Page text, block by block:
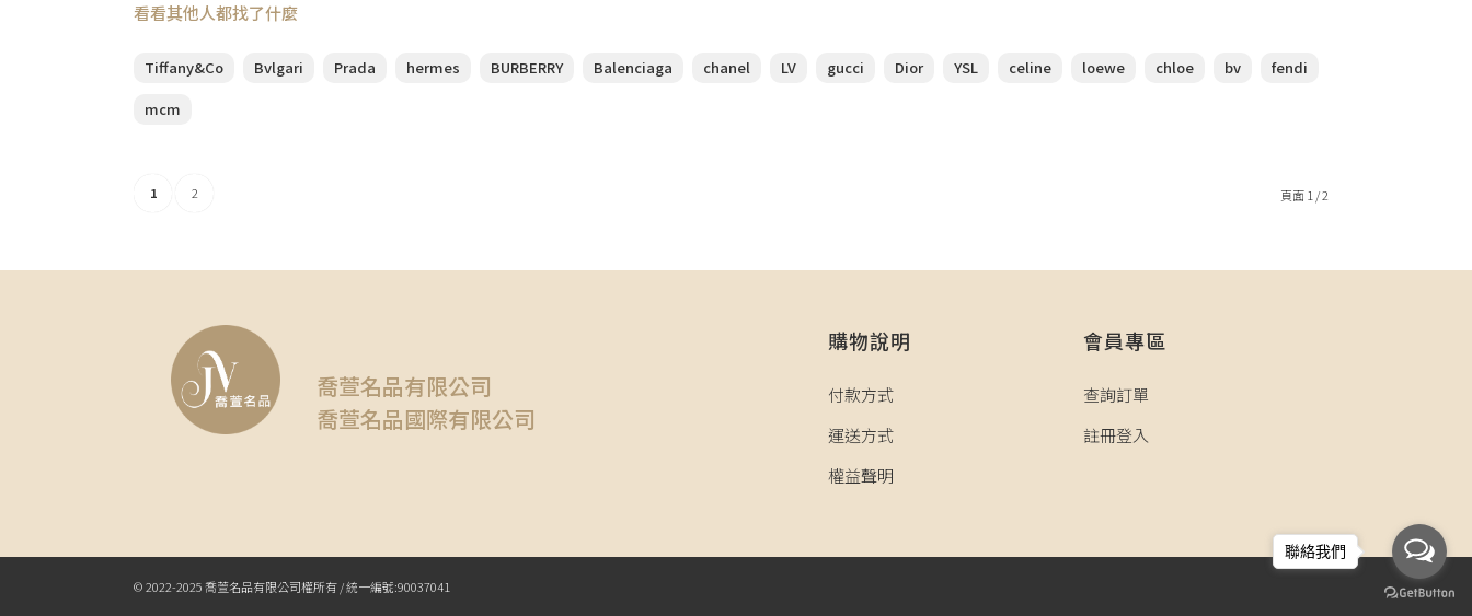
看看其他人都找了什麼
Tiffany&Co Bvlgari Prada hermes BURBERRY Balenciaga chanel LV gucci Dior YSL celine loewe chloe bv
fendi
mcm
頁面 1 / 2
1 2
喬萱名品有限公司
喬萱名品國際有限公司
購物說明
付款方式
運送方式
權益聲明
會員專區
查詢訂單
註冊登入
© 2022-2025 喬萱名品有限公司權所有 / 統一編號:90037041
聯絡我們